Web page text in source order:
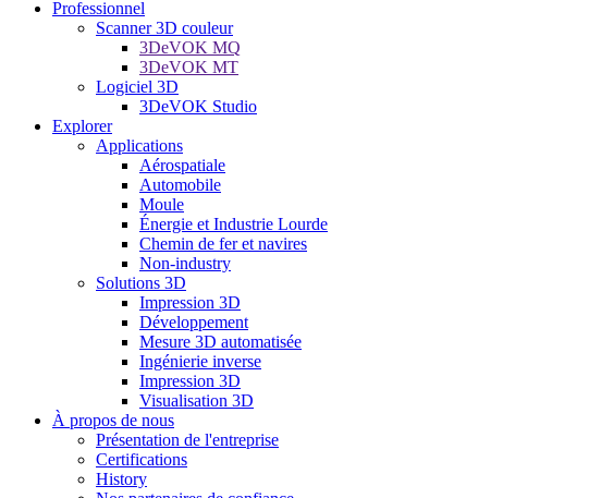
Professionnel
Scanner 3D couleur
3DeVOK MQ
3DeVOK MT
Logiciel 3D
3DeVOK Studio
Explorer
Applications
Aérospatiale
Automobile
Moule
Énergie et Industrie Lourde
Chemin de fer et navires
Non-industry
Solutions 3D
Impression 3D
Développement
Mesure 3D automatisée
Ingénierie inverse
Impression 3D
Visualisation 3D
À propos de nous
Présentation de l'entreprise
Certifications
History